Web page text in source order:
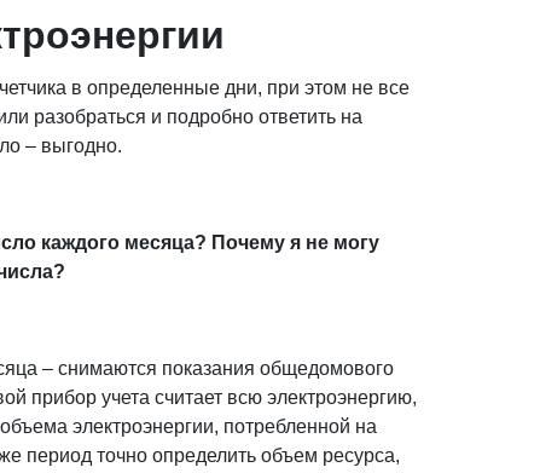
в определенные дни, при этом не все
разобраться и подробно ответить на
– выгодно.
каждого месяца? Почему я не могу
– снимаются показания общедомового
прибор учета считает всю электроэнергию,
электроэнергии, потребленной на
период точно определить объем ресурса,